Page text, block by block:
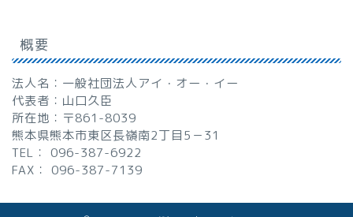
概要
法人名：一般社団法人アイ・オー・イー
代表者：山口久臣
所在地：〒861-8039
熊本県熊本市東区長嶺南2丁目5－31
TEL： 096-387-6922
FAX： 096-387-7139